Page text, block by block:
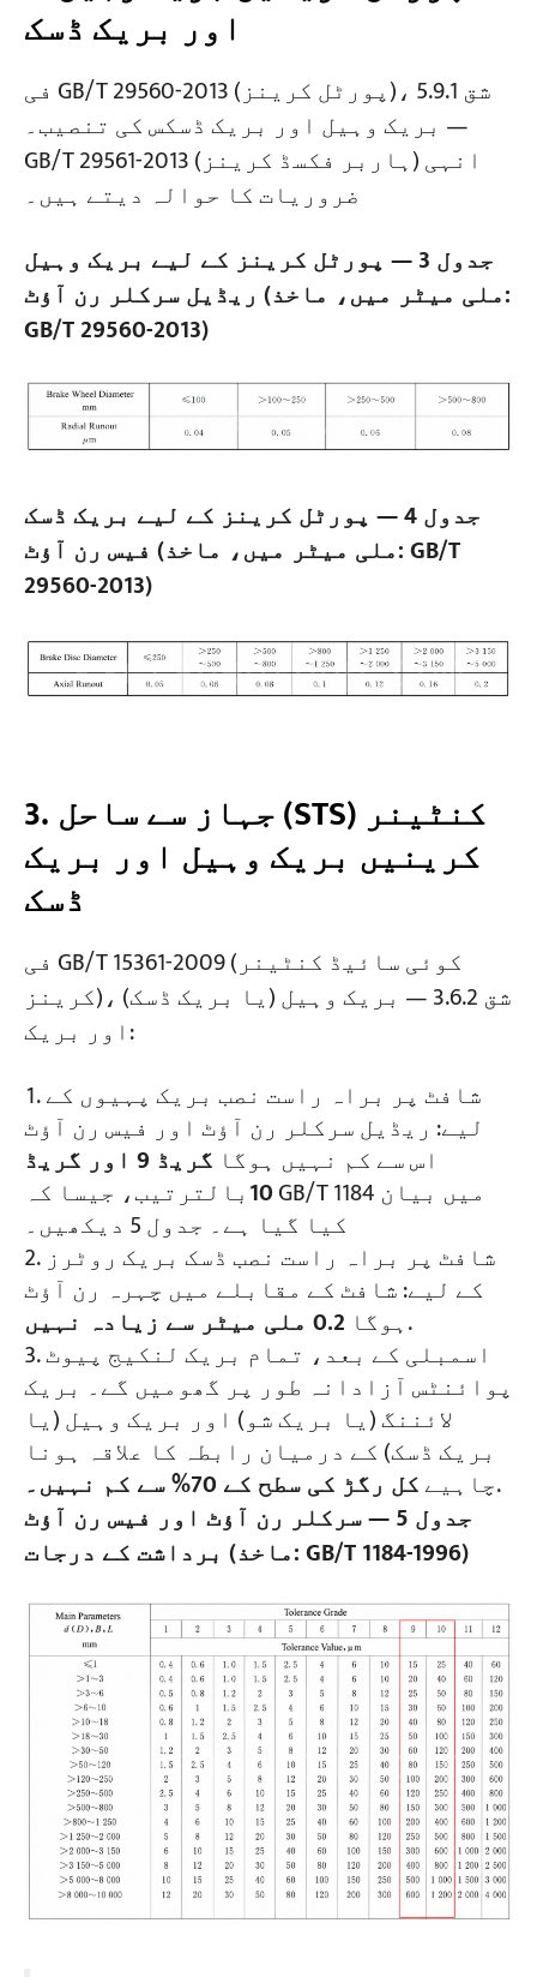
اور بریک ڈسک
فی GB/T 29560-2013 (پورٹل کرینز)، شق 5.9.1
— بریک وہیل اور بریک ڈسکس کی تنصیب۔
GB/T 29561-2013 (ہاربر فکسڈ کرینز) انہی
ضروریات کا حوالہ دیتے ہیں۔
جدول 3 — پورٹل کرینز کے لیے بریک وہیل
ریڈیل سرکلر رن آؤٹ (ملی میٹر میں، ماخذ:
GB/T 29560-2013)
جدول 4 — پورٹل کرینز کے لیے بریک ڈسک
فیس رن آؤٹ (ملی میٹر میں، ماخذ: GB/T
29560-2013)
3. جہاز سے ساحل (STS) کنٹینر
کرینیں بریک وہیل اور بریک
ڈسک
فی GB/T 15361-2009 (کوئی سائیڈ کنٹینر
کرینز)، شق 3.6.2 — بریک وہیل (یا بریک ڈسک)
اور بریک:
شافٹ پر براہ راست نصب بریک پہیوں کے
لیے: ریڈیل سرکلر رن آؤٹ اور فیس رن آؤٹ
اس سے کم نہیں ہوگا
گریڈ 9 اور گریڈ
10بالترتیب، جیسا کہ GB/T 1184 میں بیان
کیا گیا ہے۔ جدول 5 دیکھیں۔
شافٹ پر براہ راست نصب ڈسک بریک روٹرز
کے لیے: شافٹ کے مقابلے میں چہرہ رن آؤٹ
ہوگا 0.2 ملی میٹر سے زیادہ نہیں
.
اسمبلی کے بعد، تمام بریک لنکیج پیوٹ
پوائنٹس آزادانہ طور پر گھومیں گے۔ بریک
لائننگ (یا بریک شو) اور بریک وہیل (یا
بریک ڈسک) کے درمیان رابطہ کا علاقہ ہونا
چاہیےکل رگڑ کی سطح کے 70% سے کم نہیں۔
.
جدول 5 — سرکلر رن آؤٹ اور فیس رن آؤٹ
برداشت کے درجات (ماخذ: GB/T 1184-1996)